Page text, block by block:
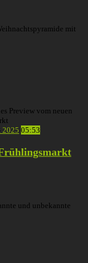
mit
Preview vom neuen
05:53
und unbekannte